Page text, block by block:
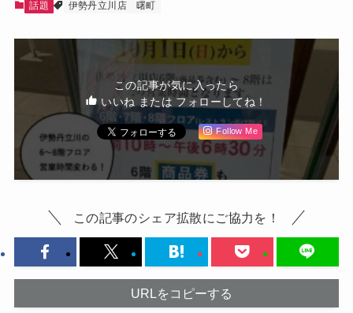
話題 伊勢丹立川店 曙町
この記事が気に入ったら
いいね または フォローしてね！
Follow Me
この記事のシェア拡散にご協力を！
URLをコピーする